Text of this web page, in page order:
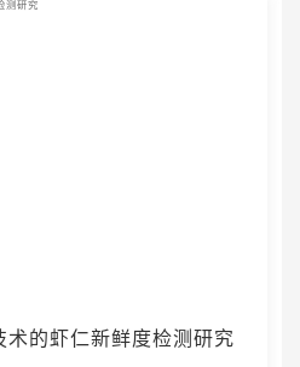
的虾仁新鲜度检测研究